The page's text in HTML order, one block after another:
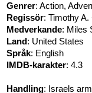
Genrer: Action,
Regissör: Timothy A.
Medverkande: Miles
Land: United States
Språk: English
IMDB-karakter: 4.3
Handling: Israels